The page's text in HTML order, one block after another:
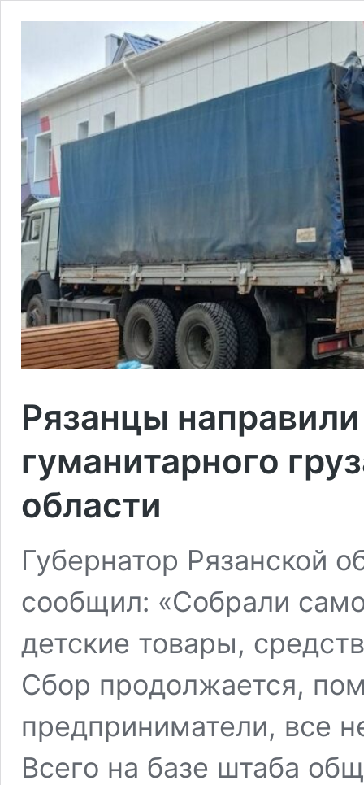
Рязанцы
гуманитарного
области
Губернатор Рязанской
сообщил: «Собрали
детские товары,
Сбор продолжается,
предприниматели, все
Всего на базе штаба